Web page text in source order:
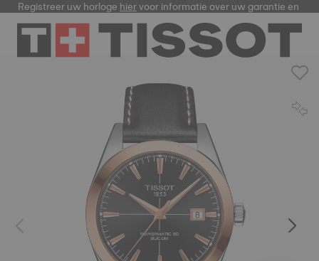
Registreer uw horlogehiervoor informatie over uw garantie en